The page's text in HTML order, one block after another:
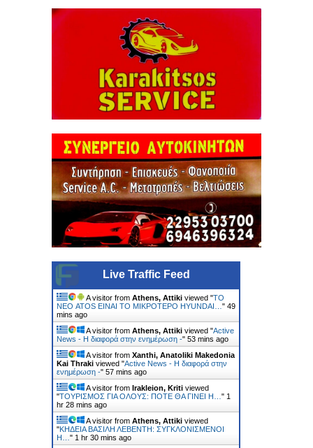
Live Traffic Feed
A visitor from Athens, Attiki viewed "ΤΟ
ΝΕΟ ATOS ΕΙΝΑΙ ΤΟ ΜΙΚΡΟΤΕΡΟ HYUNDAI… " 49
mins ago
A visitor from Athens, Attiki viewed "Active
News - Η διαφορά στην ενημέρωση -" 53 mins ago
A visitor from Xanthi, Anatoliki Makedonia
Kai Thraki viewed "Active News - Η διαφορά στην
ενημέρωση -" 57 mins ago
A visitor from Irakleion, Kriti viewed
"ΤΟΥΡΙΣΜΟΣ ΓΙΑ ΟΛΟΥΣ: ΠΟΤΕ ΘΑ ΓΙΝΕΙ Η… " 1
hr 28 mins ago
A visitor from Athens, Attiki viewed
"ΚΗΔΕΙΑ ΒΑΣΙΛΗ ΛΕΒΕΝΤΗ: ΣΥΓΚΛΟΝΙΣΜΕΝΟΙ
Η… " 1 hr 30 mins ago